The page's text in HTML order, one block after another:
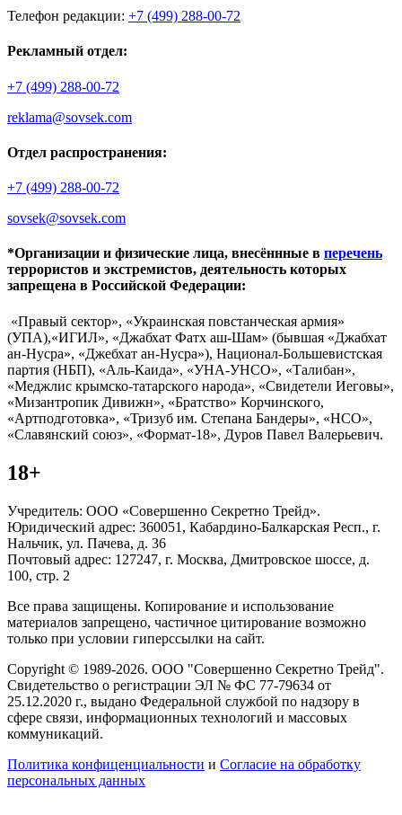
Телефон редакции: +7 (499) 288-00-72
Рекламный отдел:
+7 (499) 288-00-72
reklama@sovsek.com
Отдел распространения:
+7 (499) 288-00-72
sovsek@sovsek.com
*Организации и физические лица, внесённные в перечень
террористов и экстремистов, деятельность которых
запрещена в Российской Федерации:
«Правый сектор», «Украинская повстанческая армия»
(УПА),«ИГИЛ», «Джабхат Фатх аш-Шам» (бывшая «Джабхат
ан-Нусра», «Джебхат ан-Нусра»), Национал-Большевистская
партия (НБП), «Аль-Каида», «УНА-УНСО», «Талибан»,
«Меджлис крымско-татарского народа», «Свидетели Иеговы»,
«Мизантропик Дивижн», «Братство» Корчинского,
«Артподготовка», «Тризуб им. Степана Бандеры», «НСО»,
«Славянский союз», «Формат-18», Дуров Павел Валерьевич.
18+
Учредитель: ООО «Совершенно Секретно Трейд».
Юридический адрес: 360051, Кабардино-Балкарская Респ., г.
Нальчик, ул. Пачева, д. 36
Почтовый адрес: 127247, г. Москва, Дмитровское шоссе, д.
100, стр. 2
Все права защищены. Копирование и использование
материалов запрещено, частичное цитирование возможно
только при условии гиперссылки на сайт.
Copyright © 1989-2026. ООО "Совершенно Секретно Трейд".
Свидетельство о регистрации ЭЛ № ФС 77-79634 от
25.12.2020 г., выдано Федеральной службой по надзору в
сфере связи, информационных технологий и массовых
коммуникаций.
Политика конфиценциальности и Согласие на обработку
персональных данных